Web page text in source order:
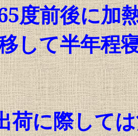
度前後に加
して半年程
荷に際して